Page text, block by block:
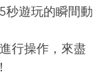
秒遊玩的瞬間動
行操作，來盡